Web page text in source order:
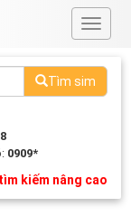
#
Tìm sim
0909*
kiếm nâng cao